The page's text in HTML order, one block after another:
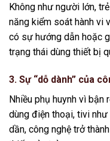
Không như người lớn,
năng kiểm soát hành vi
có sự hướng dẫn hoặc
trạng thái dùng thiết bị
3. Sự “dỗ dành” của
Nhiều phụ huynh vì bận
dùng điện thoại, tivi
dần, công nghệ trở